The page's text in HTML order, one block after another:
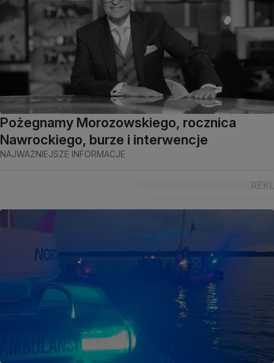
Pożegnamy Morozowskiego, rocznica
Nawrockiego, burze i interwencje
NAJWAŻNIEJSZE INFORMACJE